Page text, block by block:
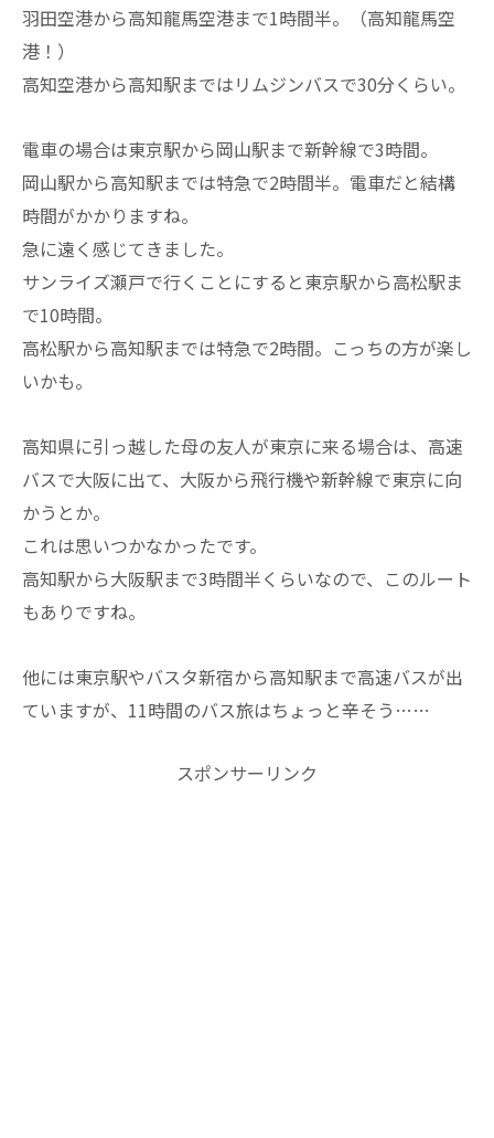
羽田空港から高知龍馬空港まで1時間半。（高知龍馬空
港！）
高知空港から高知駅まではリムジンバスで30分くらい。
電車の場合は東京駅から岡山駅まで新幹線で3時間。
岡山駅から高知駅までは特急で2時間半。電車だと結構
時間がかかりますね。
急に遠く感じてきました。
サンライズ瀬戸で行くことにすると東京駅から高松駅ま
で10時間。
高松駅から高知駅までは特急で2時間。こっちの方が楽し
いかも。
高知県に引っ越した母の友人が東京に来る場合は、高速
バスで大阪に出て、大阪から飛行機や新幹線で東京に向
かうとか。
これは思いつかなかったです。
高知駅から大阪駅まで3時間半くらいなので、このルート
もありですね。
他には東京駅やバスタ新宿から高知駅まで高速バスが出
ていますが、11時間のバス旅はちょっと辛そう……
スポンサーリンク